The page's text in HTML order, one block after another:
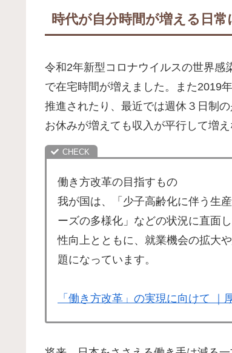
時代が自分時間が増える日
令和2年新型コロナウイルスの世界感
で在宅時間が増えました。また2019
推進されたり、最近では週休３日制
お休みが増えても収入が平行して増
働き方改革の目指すもの
我が国は、「少子高齢化に伴う生
ーズの多様化」などの状況に直面し
性向上とともに、就業機会の拡大
題になっています。
「働き方改革」の実現に向けて ｜